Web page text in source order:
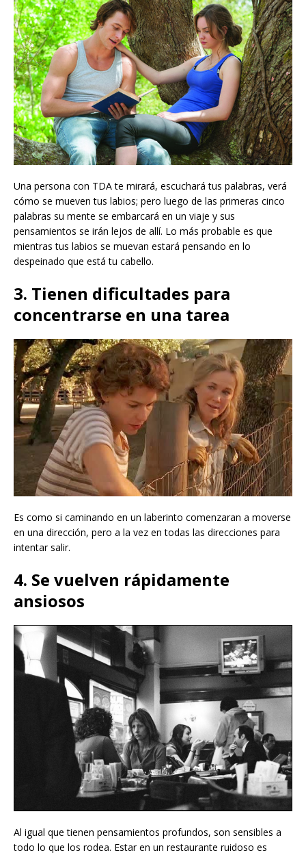
Una persona con TDA te mirará, escuchará tus palabras, verá
cómo se mueven tus labios; pero luego de las primeras cinco
palabras su mente se embarcará en un viaje y sus
pensamientos se irán lejos de allí. Lo más probable es que
mientras tus labios se muevan estará pensando en lo
despeinado que está tu cabello.
3. Tienen dificultades para
concentrarse en una tarea
Es como si caminando en un laberinto comenzaran a moverse
en una dirección, pero a la vez en todas las direcciones para
intentar salir.
4. Se vuelven rápidamente
ansiosos
Al igual que tienen pensamientos profundos, son sensibles a
todo lo que los rodea. Estar en un restaurante ruidoso es